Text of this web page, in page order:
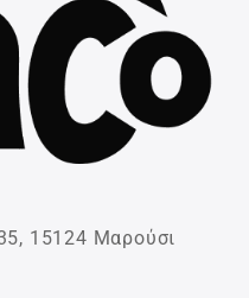
15124 Μαρούσι